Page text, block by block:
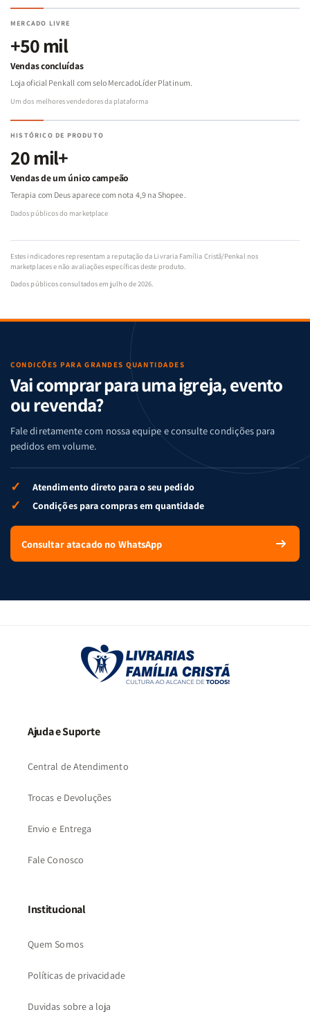
MERCADO LIVRE
+50 mil
Vendas concluídas
Loja oficial Penkall com selo MercadoLíder Platinum.
Um dos melhores vendedores da plataforma
HISTÓRICO DE PRODUTO
20 mil+
Vendas de um único campeão
Terapia com Deus aparece com nota 4,9 na Shopee.
Dados públicos do marketplace
Estes indicadores representam a reputação da Livraria Família Cristã/Penkal nos
marketplaces e não avaliações específicas deste produto.
Dados públicos consultados em julho de 2026.
CONDIÇÕES PARA GRANDES QUANTIDADES
Vai comprar para uma igreja, evento
ou revenda?
Fale diretamente com nossa equipe e consulte condições para
pedidos em volume.
✓ Atendimento direto para o seu pedido
✓ Condições para compras em quantidade
Consultar atacado no WhatsApp
Ajuda e Suporte
Central de Atendimento
Trocas e Devoluções
Envio e Entrega
Fale Conosco
Institucional
Quem Somos
Políticas de privacidade
Duvidas sobre a loja